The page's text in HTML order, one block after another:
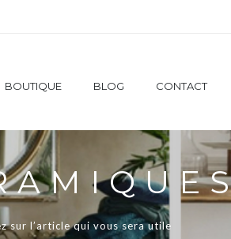
BOUTIQUE BLOG CONTACT
sur l’article qui vous sera utile